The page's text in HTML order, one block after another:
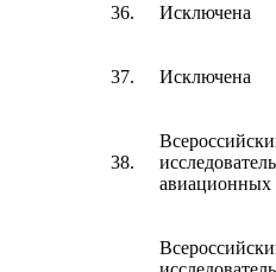
36. Исключена
37. Исключена
38.
авиационных